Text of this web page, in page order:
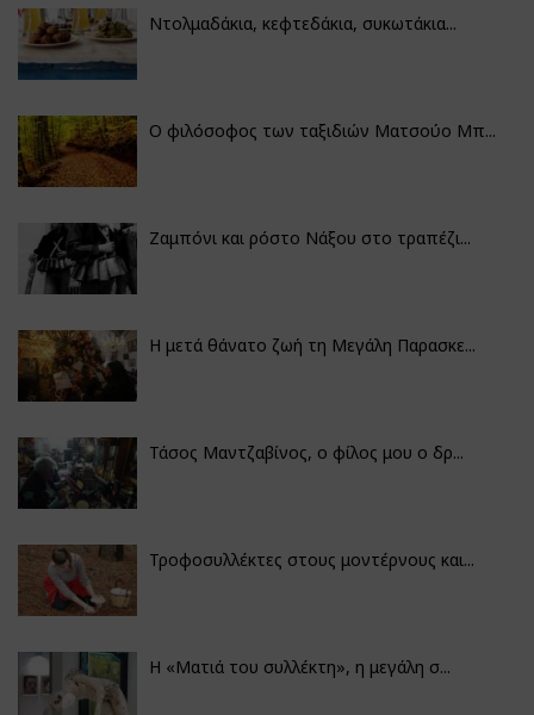
Ντολμαδάκια, κεφτεδάκια, συκωτάκια...
Ο φιλόσοφος των ταξιδιών Ματσούο Μπ...
Ζαμπόνι και ρόστο Νάξου στο τραπέζι...
Η μετά θάνατο ζωή τη Μεγάλη Παρασκε...
Τάσος Μαντζαβίνος, ο φίλος μου ο δρ...
Τροφοσυλλέκτες στους μοντέρνους και...
H «Ματιά του συλλέκτη», η μεγάλη σ...